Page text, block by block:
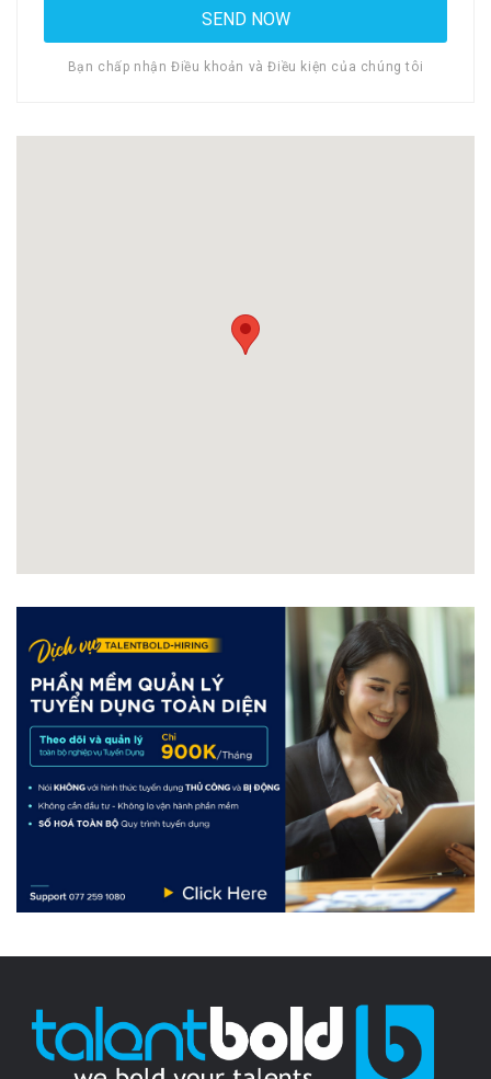
Bạn chấp nhận Điều khoản và Điều kiện của chúng tôi